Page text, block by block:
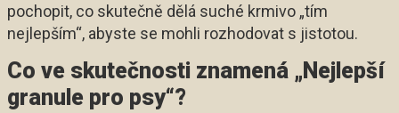
pochopit, co skutečně dělá suché krmivo „tím
nejlepším“, abyste se mohli rozhodovat s jistotou.
Co ve skutečnosti znamená „Nejlepší
granule pro psy“?